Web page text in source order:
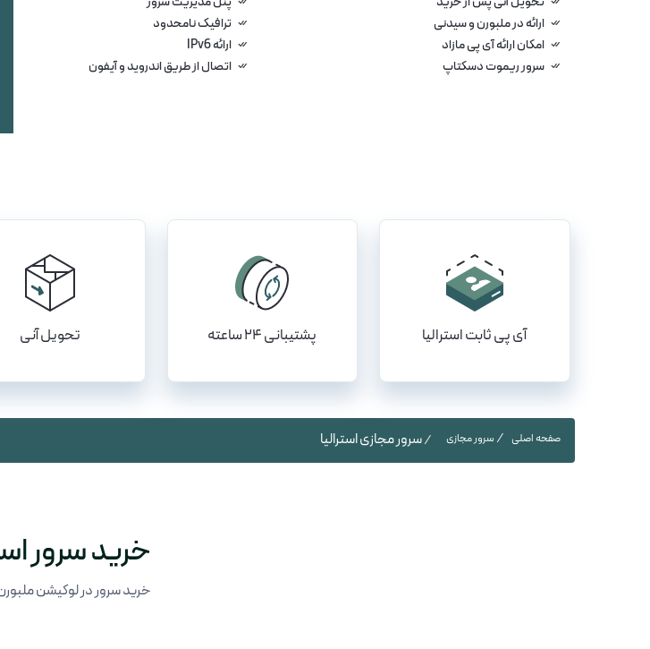
ارائه در ملبورن و سیدنی
ترافیک نامحدود
امکان ارائه آی پی مازاد
ارائه IPv6
سرور ریموت دسکتاپ
اتصال از طریق اندروید و آیفون
آی پی ثابت استرالیا پشتیبانی ۲۴ ساعته تحویل آنی
صفحه اصلی سرور مجازی سرور مجازی استرالیا
خرید سرور
خرید سرور در لوکیشن